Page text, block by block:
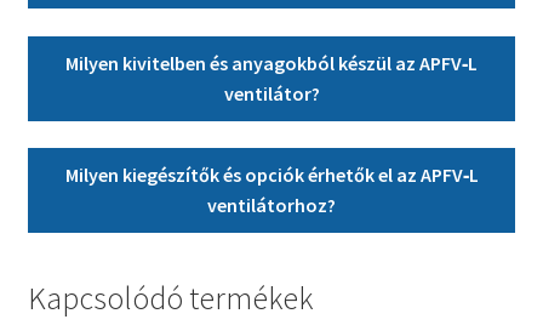
Milyen kivitelben és anyagokból készül az APFV‑L
ventilátor?
Milyen kiegészítők és opciók érhetők el az APFV‑L
ventilátorhoz?
Kapcsolódó termékek